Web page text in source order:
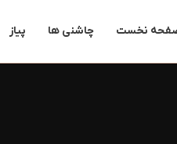
نخست چاشنی ها پیاز